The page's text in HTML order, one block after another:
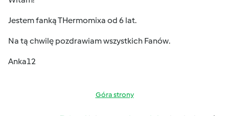
Jestem fanką THermomixa od 6 lat.
Na tą chwilę pozdrawiam wszystkich Fanów.
Anka12
Góra strony